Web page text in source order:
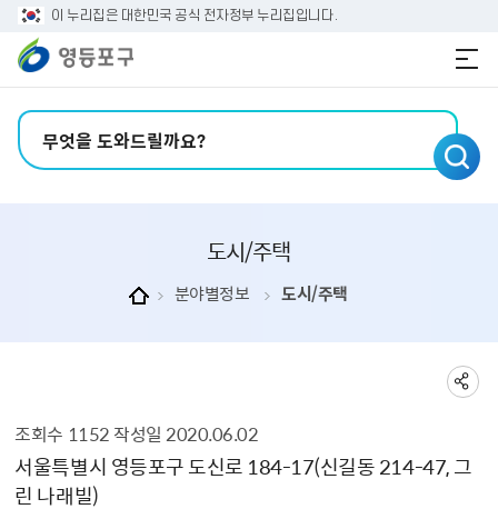
본문 바로가기
주메뉴 바로가기
이 누리집은 대한민국 공식 전자정부 누리집입니다.
도시/주택
분야별정보 도시/주택
조회수 1152 작성일 2020.06.02
서울특별시 영등포구 도신로 184-17（신길동 214-47, 그
린 나래빌）